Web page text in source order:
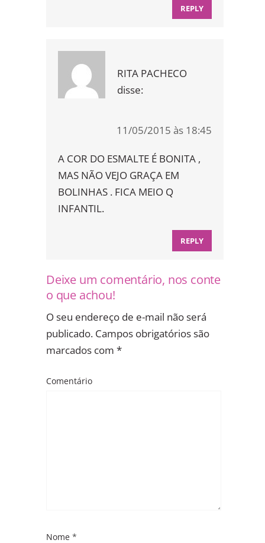
REPLY
RITA PACHECO
disse:
11/05/2015 às 18:45
A COR DO ESMALTE É BONITA ,
MAS NÃO VEJO GRAÇA EM
BOLINHAS . FICA MEIO Q
INFANTIL.
REPLY
Deixe um comentário, nos conte
o que achou!
O seu endereço de e-mail não será
publicado. Campos obrigatórios são
marcados com *
Comentário
Nome *